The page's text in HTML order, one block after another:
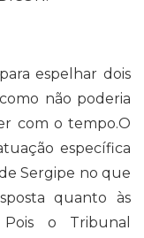
espelhar dois
não poderia
com o tempo.O
específica
Sergipe no que
quanto às
o Tribunal